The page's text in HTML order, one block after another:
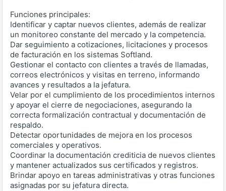
Funciones principales:
Identificar y captar nuevos clientes, además de realizar
un monitoreo constante del mercado y la competencia.
Dar seguimiento a cotizaciones, licitaciones y procesos
de facturación en los sistemas Softland.
Gestionar el contacto con clientes a través de llamadas,
correos electrónicos y visitas en terreno, informando
avances y resultados a la jefatura.
Velar por el cumplimiento de los procedimientos internos
y apoyar el cierre de negociaciones, asegurando la
correcta formalización contractual y documentación de
respaldo.
Detectar oportunidades de mejora en los procesos
comerciales y operativos.
Coordinar la documentación crediticia de nuevos clientes
y mantener actualizados sus certificados y registros.
Brindar apoyo en tareas administrativas y otras funciones
asignadas por su jefatura directa.